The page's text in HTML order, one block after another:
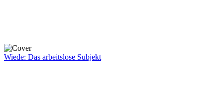
Wiede: Das arbeitslose Subjekt